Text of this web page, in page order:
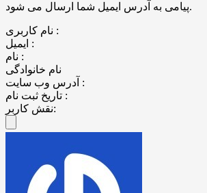
پیامی به آدرس ایمیل شما ارسال می شود.
نام کاربری :
ایمیل :
نام :
نام خانوادگی
آدرس وب سایت :
تاریخ ثبت نام :
نقش کاربر: